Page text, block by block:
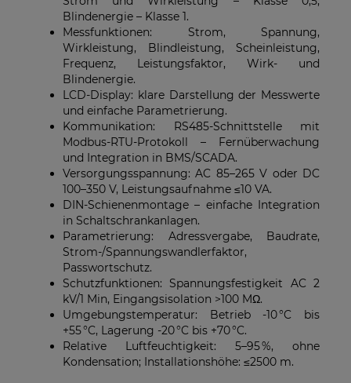
Blindenergie – Klasse 1.
Messfunktionen: Strom, Spannung,
Wirkleistung, Blindleistung, Scheinleistung,
Frequenz, Leistungsfaktor, Wirk- und
Blindenergie.
LCD-Display: klare Darstellung der Messwerte
und einfache Parametrierung.
Kommunikation: RS485-Schnittstelle mit
Modbus-RTU-Protokoll – Fernüberwachung
und Integration in BMS/SCADA.
Versorgungsspannung: AC 85–265 V oder DC
100–350 V, Leistungsaufnahme ≤10 VA.
DIN-Schienenmontage – einfache Integration
in Schaltschrankanlagen.
Parametrierung: Adressvergabe, Baudrate,
Strom-/Spannungswandlerfaktor,
Passwortschutz.
Schutzfunktionen: Spannungsfestigkeit AC 2
kV/1 Min, Eingangsisolation >100 MΩ.
Umgebungstemperatur: Betrieb -10 °C bis
+55 °C, Lagerung -20 °C bis +70 °C.
Relative Luftfeuchtigkeit: 5–95 %, ohne
Kondensation; Installationshöhe: ≤2500 m.